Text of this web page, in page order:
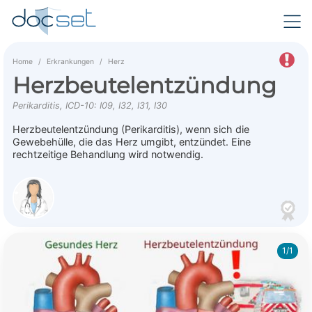
Home Erkrankungen Herz
Herzbeutelentzündung
Perikarditis, ICD-10: I09, I32, I31, I30
Herzbeutelentzündung (Perikarditis), wenn sich die
Gewebehülle, die das Herz umgibt, entzündet. Eine
rechtzeitige Behandlung wird notwendig.
1/1